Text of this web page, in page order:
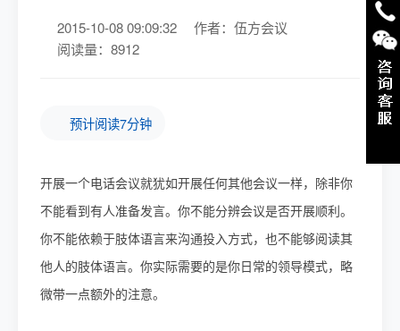
2015-10-08 09:09:32
作者：伍方会议
阅读量：8912
预计阅读7分钟
开展一个电话会议就犹如开展任何其他会议一样，除非你
不能看到有人准备发言。你不能分辨会议是否开展顺利。
你不能依赖于肢体语言来沟通投入方式，也不能够阅读其
他人的肢体语言。你实际需要的是你日常的领导模式，略
微带一点额外的注意。